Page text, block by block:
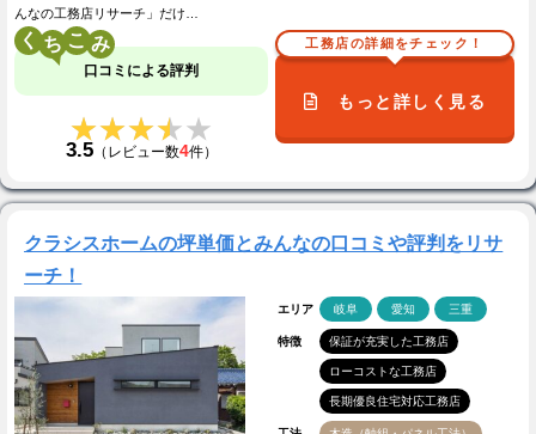
んなの工務店リサーチ」だけ…
く こ
口コミによる評判
★★★★★
★★★★★
3.5（レビュー数4件）
工務店の詳細をチェック！
もっと詳しく見る
クラシスホームの坪単価とみんなの口コミや評判をリサ
ーチ！
エリア 岐阜 愛知 三重
特徴 保証が充実した工務店
ローコストな工務店
長期優良住宅対応工務店